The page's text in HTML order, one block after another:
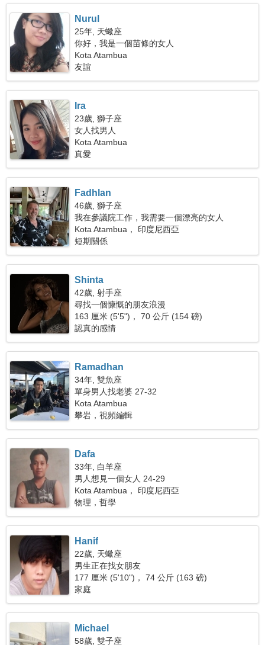
Nurul
25年, 天蠍座
你好，我是一個苗條的女人
Kota Atambua
友誼
Ira
23歲, 獅子座
女人找男人
Kota Atambua
真愛
Fadhlan
46歲, 獅子座
我在參議院工作，我需要一個漂亮的女人
Kota Atambua， 印度尼西亞
短期關係
Shinta
42歲, 射手座
尋找一個慷慨的朋友浪漫
163 厘米 (5'5")， 70 公斤 (154 磅)
認真的感情
Ramadhan
34年, 雙魚座
單身男人找老婆 27-32
Kota Atambua
攀岩，視頻編輯
Dafa
33年, 白羊座
男人想見一個女人 24-29
Kota Atambua， 印度尼西亞
物理，哲學
Hanif
22歲, 天蠍座
男生正在找女朋友
177 厘米 (5'10")， 74 公斤 (163 磅)
家庭
Michael
58歲, 雙子座